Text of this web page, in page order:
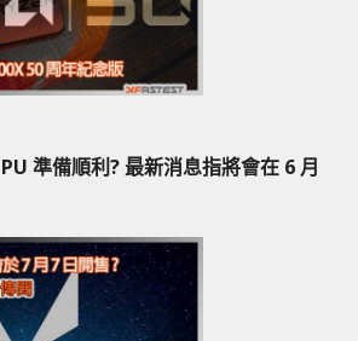
準備順利? 最新消息指將會在 6 月